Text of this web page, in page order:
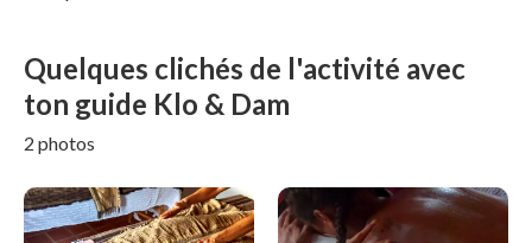
Quelques clichés de l'activité avec
ton guide Klo & Dam
2 photos